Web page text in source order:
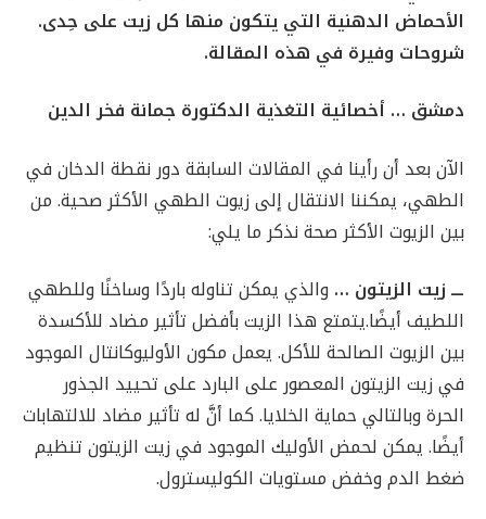
الأحماض الدهنية التي يتكون منها كل زيت على حِدى.
شروحات وفيرة في هذه المقالة.
دمشق … أخصائية التغذية الدكتورة جمانة فخر الدين
الآن بعد أن رأينا في المقالات السابقة دور نقطة الدخان في
الطهي، يمكننا الانتقال إلى زيوت الطهي الأكثر صحية. من
بين الزيوت الأكثر صحة نذكر ما يلي:
ـــ زيت الزيتون … والذي يمكن تناوله باردًا وساخنًا وللطهي
اللطيف أيضًا.يتمتع هذا الزيت بأفضل تأثير مضاد للأكسدة
بين الزيوت الصالحة للأكل. يعمل مكون الأوليوكانتال الموجود
في زيت الزيتون المعصور على البارد على تحييد الجذور
الحرة وبالتالي حماية الخلايا. كما أنَّ له تأثير مضاد للالتهابات
أيضًا. يمكن لحمض الأوليك الموجود في زيت الزيتون تنظيم
ضغط الدم وخفض مستويات الكوليسترول.